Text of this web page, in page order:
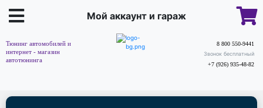
Мой аккаунт и гараж
Тюнинг автомобилей и
интернет - магазин
автотюнинга
8 800 550-9441
Звонок бесплатный
+7 (926) 935-48-82